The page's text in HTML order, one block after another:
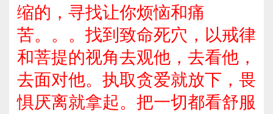
缩的，寻找让你烦恼和痛
苦。。。找到致命死穴，以戒律
和菩提的视角去观他，去看他，
去面对他。执取贪爱就放下，畏
惧厌离就拿起。把一切都看舒服